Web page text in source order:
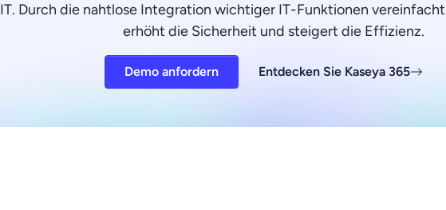
IT. Durch die nahtlose Integration wichtiger IT-Funktionen
erhöht die Sicherheit und steigert die Effizienz.
Demo anfordern Entdecken Sie Kaseya 365